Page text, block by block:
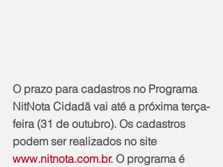
O prazo para cadastros no Programa
NitNota Cidadã vai até a próxima terça-
feira (31 de outubro). Os cadastros
podem ser realizados no site
www.nitnota.com.br. O programa é